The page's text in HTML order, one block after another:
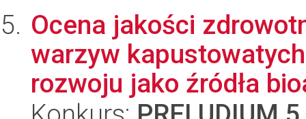
Ocena jakości
warzyw
rozwoju jako źródła